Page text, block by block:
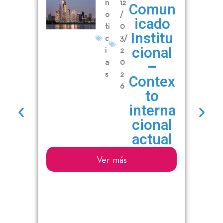
Comun
icado
Institu
cional
–
Contex
to
interna
cional
actual
n
o
ti
c
i
a
s
12
/
0
3/
2
0
2
6
Ver más